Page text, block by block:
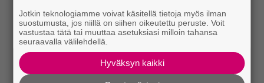
Jotkin teknologiamme voivat käsitellä tietoja myös ilman
suostumusta, jos niillä on siihen oikeutettu peruste. Voit
vastustaa tätä tai muuttaa asetuksiasi milloin tahansa
seuraavalla välilehdellä.
Hyväksyn kaikki